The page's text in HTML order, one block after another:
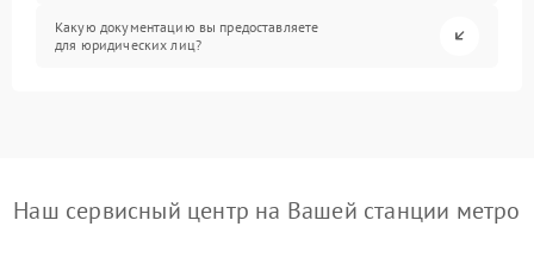
Какую документацию вы предоставляете
для юридических лиц?
Наш сервисный центр на Вашей станции метро